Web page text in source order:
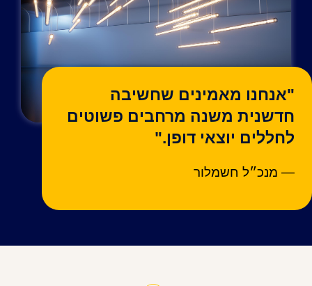
"אנחנו מאמינים שחשיבה
חדשנית משנה מרחבים פשוטים
לחללים יוצאי דופן."
— מנכ״ל חשמלור